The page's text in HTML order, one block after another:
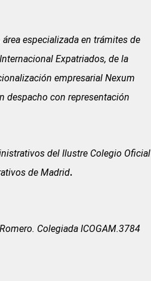
área especializada en trámites de
Expatriados, de la
empresarial Nexum
despacho con representación
del Ilustre Colegio Oficial
de Madrid.
Colegiada ICOGAM.3784